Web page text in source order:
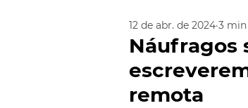
Náufragos
remota
12 de abr. de 2024 3